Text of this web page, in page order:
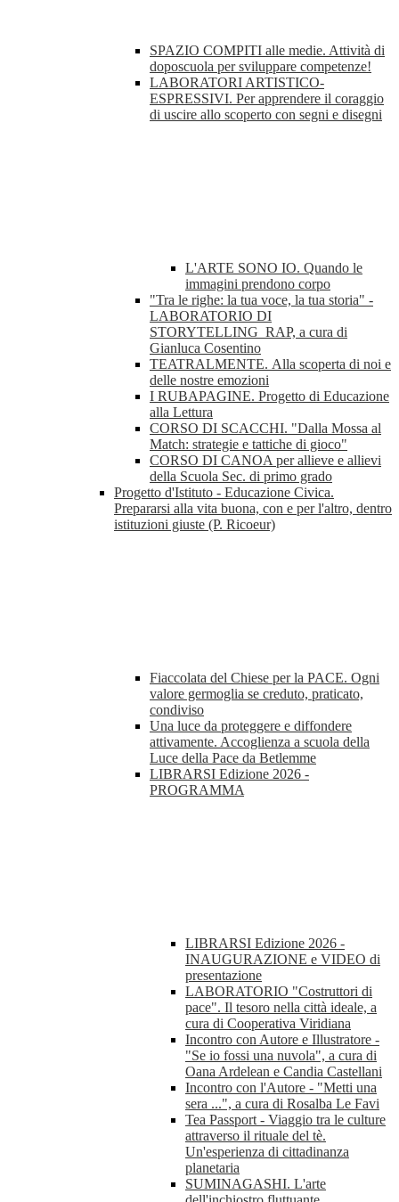
SPAZIO COMPITI alle medie. Attività di
doposcuola per sviluppare competenze!
LABORATORI ARTISTICO-
ESPRESSIVI. Per apprendere il coraggio
di uscire allo scoperto con segni e disegni
L'ARTE SONO IO. Quando le
immagini prendono corpo
"Tra le righe: la tua voce, la tua storia" -
LABORATORIO DI
STORYTELLING_RAP, a cura di
Gianluca Cosentino
TEATRALMENTE. Alla scoperta di noi e
delle nostre emozioni
I RUBAPAGINE. Progetto di Educazione
alla Lettura
CORSO DI SCACCHI. "Dalla Mossa al
Match: strategie e tattiche di gioco"
CORSO DI CANOA per allieve e allievi
della Scuola Sec. di primo grado
Progetto d'Istituto - Educazione Civica.
Prepararsi alla vita buona, con e per l'altro, dentro
istituzioni giuste (P. Ricoeur)
Fiaccolata del Chiese per la PACE. Ogni
valore germoglia se creduto, praticato,
condiviso
Una luce da proteggere e diffondere
attivamente. Accoglienza a scuola della
Luce della Pace da Betlemme
LIBRARSI Edizione 2026 -
PROGRAMMA
LIBRARSI Edizione 2026 -
INAUGURAZIONE e VIDEO di
presentazione
LABORATORIO "Costruttori di
pace". Il tesoro nella città ideale, a
cura di Cooperativa Viridiana
Incontro con Autore e Illustratore -
"Se io fossi una nuvola", a cura di
Oana Ardelean e Candia Castellani
Incontro con l'Autore - "Metti una
sera ...", a cura di Rosalba Le Favi
Tea Passport - Viaggio tra le culture
attraverso il rituale del tè.
Un'esperienza di cittadinanza
planetaria
SUMINAGASHI. L'arte